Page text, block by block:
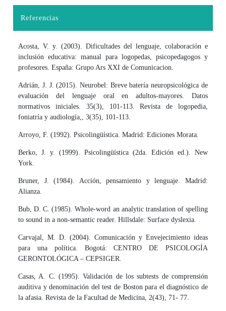
Referencias
Acosta, V. y. (2003). Dificultades del lenguaje, colaboración e
inclusión educativa: manual para logopedas, psicopedagogos y
profesores. España: Grupo Ars XXI de Comunicacion.
Adrián, J. J. (2015). Neurobel: Breve batería neuropsicológica de
evaluación del lenguaje oral en adultos-mayores. Datos
normativos iniciales. 35(3), 101-113. Revista de logopedia,
foniatría y audiología,, 3(35), 101-113.
Arroyo, F. (1992). Psicolingüística. Madrid: Ediciones Morata.
Berko, J. y. (1999). Psicolingüística (2da. Edición ed.). New
York.
Bruner, J. (1984). Acción, pensamiento y lenguaje. Madrid:
Alianza.
Bub, D. C. (1985). Whole-word an analytic translation of spelling
to sound in a non-semantic reader. Hillsdale: Surface dyslexia.
Carvajal, M. D. (2004). Comunicación y Envejecimiento ideas
para una política. Bogotá: CENTRO DE PSICOLOGÍA
GERONTOLÓGICA – CEPSIGER.
Casas, A. C. (1995). Validación de los subtests de comprensión
auditiva y denominación del test de Boston para el diagnóstico de
la afasia. Revista de la Facultad de Medicina, 2(43), 71- 77.